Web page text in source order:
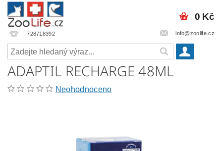
728718392 info@zoolife.cz
0 Kč
ADAPTIL RECHARGE 48ML
Neohodnoceno